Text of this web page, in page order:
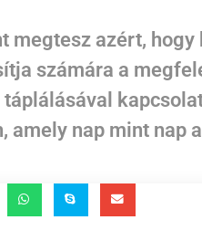
megtesz azért,
számára a
amely nap mint nap